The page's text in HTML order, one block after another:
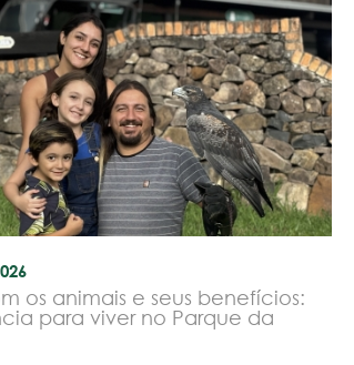
os animais e seus benefícios:
para viver no Parque da